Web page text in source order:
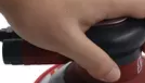
Power 240W;
Filetage de la broche de l'outil: 5/16 "- 24
Tuyau d'entrée: 1/4 de pouce